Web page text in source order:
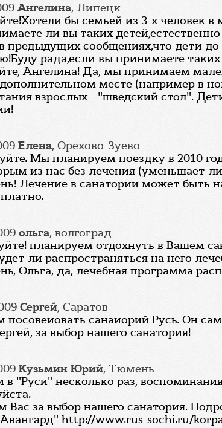
Ангелина, Липецк
бы семьей из 3-х человек в
ли вы таких
предыдущих сообщениях,что дети
рада,если вы принимаете таких
Ангелина! Да, мы принимаем
месте (например в
взрослых - "шведский стол".
Елена, Орехово-Зуево
Мы планируем поездку в 2010
из нас без лечения (уменьшает
Лечение в санатории может быть
ольга, волгоград
планируем отдохнуть в Вашем
ли распространяться на него
Ольга, да, лечебная программа
Сергей, Саратов
посовеиовать санаиорий Русь. Он
за выбор нашего санатория!
Кузьмин Юрий, Тюмень
в "Руси" несколько раз,
Вас за выбор нашего санатория.
http://www.rus-sochi.ru/